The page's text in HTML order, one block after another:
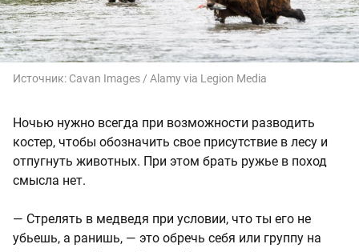
Источник: Cavan Images / Alamy via Legion Media
Ночью нужно всегда при возможности разводить
костер, чтобы обозначить свое присутствие в лесу и
отпугнуть животных. При этом брать ружье в поход
смысла нет.
— Стрелять в медведя при условии, что ты его не
убьешь, а ранишь, — это обречь себя или группу на